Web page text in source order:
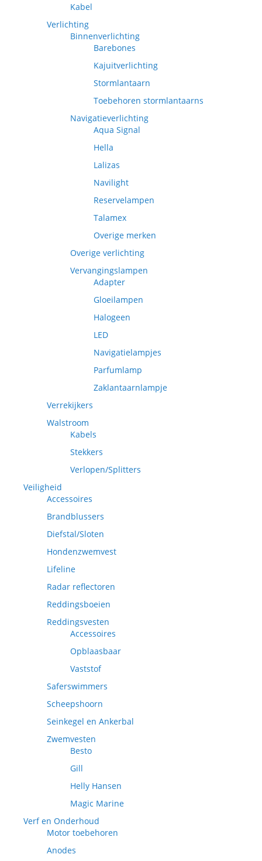
Kabel
Verlichting
Binnenverlichting
Barebones
Kajuitverlichting
Stormlantaarn
Toebehoren stormlantaarns
Navigatieverlichting
Aqua Signal
Hella
Lalizas
Navilight
Reservelampen
Talamex
Overige merken
Overige verlichting
Vervangingslampen
Adapter
Gloeilampen
Halogeen
LED
Navigatielampjes
Parfumlamp
Zaklantaarnlampje
Verrekijkers
Walstroom
Kabels
Stekkers
Verlopen/Splitters
Veiligheid
Accessoires
Brandblussers
Diefstal/Sloten
Hondenzwemvest
Lifeline
Radar reflectoren
Reddingsboeien
Reddingsvesten
Accessoires
Opblaasbaar
Vaststof
Saferswimmers
Scheepshoorn
Seinkegel en Ankerbal
Zwemvesten
Besto
Gill
Helly Hansen
Magic Marine
Verf en Onderhoud
Motor toebehoren
Anodes